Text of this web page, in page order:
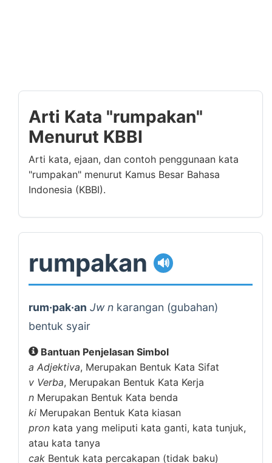
Arti Kata "rumpakan"
Menurut KBBI
Arti kata, ejaan, dan contoh penggunaan kata
"rumpakan" menurut Kamus Besar Bahasa
Indonesia (KBBI).
rumpakan 🔊
rum·pak·an Jw n karangan (gubahan)
bentuk syair
Bantuan Penjelasan Simbol
a Adjektiva, Merupakan Bentuk Kata Sifat
v Verba, Merupakan Bentuk Kata Kerja
n Merupakan Bentuk Kata benda
ki Merupakan Bentuk Kata kiasan
pron kata yang meliputi kata ganti, kata tunjuk,
atau kata tanya
cak Bentuk kata percakapan (tidak baku)